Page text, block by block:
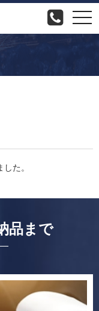
た。
品まで